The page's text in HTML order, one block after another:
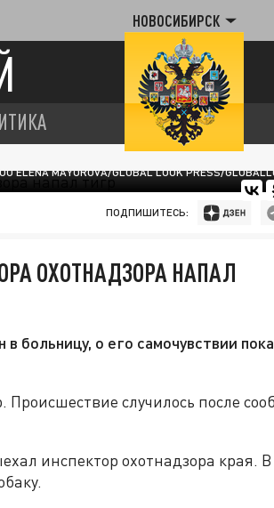
НОВОСИБИРСК
ELENA MAYOROVA/GLOBAL LOOK PRESS/
ПОДПИШИТЕСЬ:
ОХОТНАДЗОРА НАПАЛ
больницу, о его самочувствии
Происшествие случилось после
инспектор охотнадзора края. В